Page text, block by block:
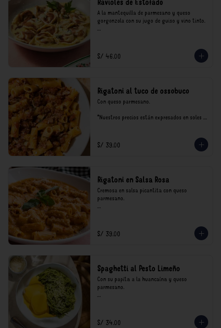
A la mantequilla de parmesano y queso
gorgonzola con su jugo de guiso y vino tinto.
consumo.
S/ 46.00
Rigatoni al tuco de ossobuco
Con queso parmesano.
*Nuestros precios están expresados en soles e
S/ 39.00
Rigatoni en Salsa Rosa
Cremosa en salsa picantita con queso
parmesano.
consumo.
S/ 39.00
Spaghetti al Pesto Limeño
Con su papita a la huancaína y queso
parmesano.
consumo.
S/ 34.00